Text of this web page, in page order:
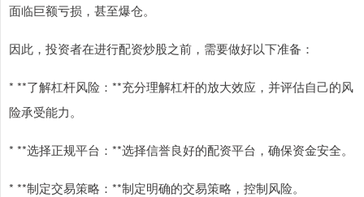
面临巨额亏损，甚至爆仓。
因此，投资者在进行配资炒股之前，需要做好以下准备：
* **了解杠杆风险：**充分理解杠杆的放大效应，并评估自己的风
险承受能力。
* **选择正规平台：**选择信誉良好的配资平台，确保资金安全。
* **制定交易策略：**制定明确的交易策略，控制风险。